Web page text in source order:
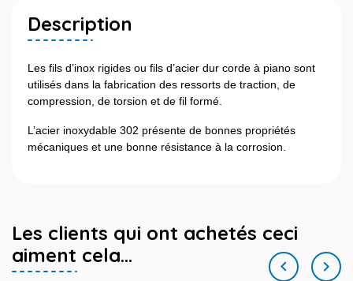
Description
Les fils d’inox rigides ou fils d’acier dur corde à piano sont
utilisés dans la fabrication des ressorts de traction, de
compression, de torsion et de fil formé.
L’acier inoxydable 302 présente de bonnes propriétés
mécaniques et une bonne résistance à la corrosion.
Les clients qui ont achetés ceci
aiment cela...
 